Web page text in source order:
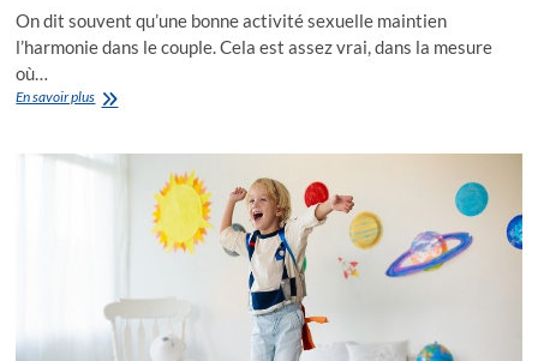
On dit souvent qu’une bonne activité sexuelle maintien
l’harmonie dans le couple. Cela est assez vrai, dans la mesure
où…
En savoir plusSex-
couple